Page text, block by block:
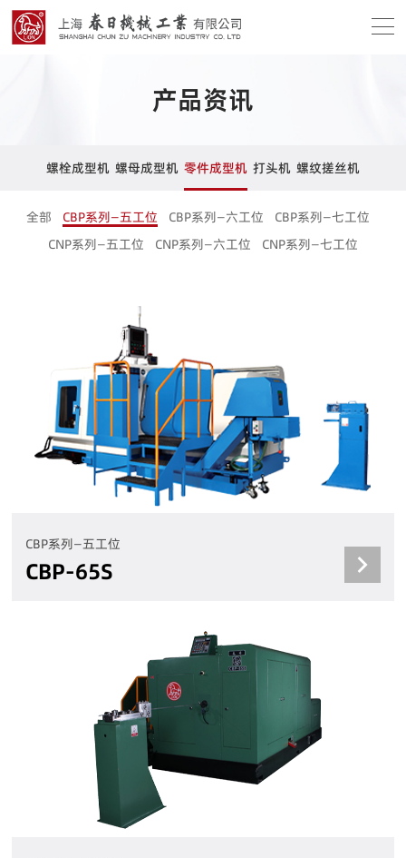
产品资讯
螺栓成型机 螺母成型机 零件成型机
全部 CBP系列—五工位 CBP系列—六工位
CBP系列—七工位
CNP系列—五工位
CNP系列—六工位 CNP系列—七工位
打头机 螺纹搓丝机
CBP系列—五工位
CBP-65S